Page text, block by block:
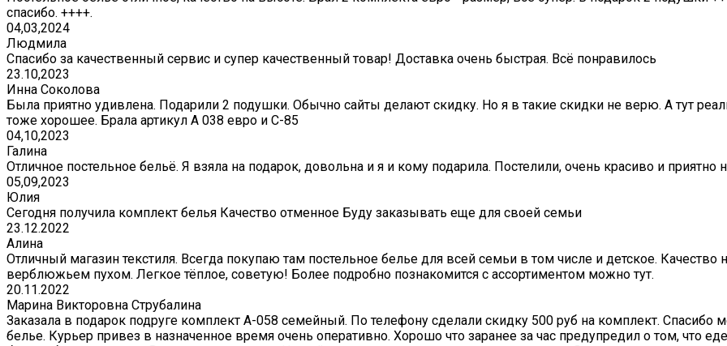
спасибо. ++++.
04,03,2024
Людмила
Спасибо за качественный сервис и супер качественный товар! Доставка очень быстрая. Всё понравилось
23.10,2023
Инна Соколова
Была приятно удивлена. Подарили 2 подушки. Обычно сайты делают скидку. Но я в такие скидки не верю. А тут
тоже хорошее. Брала артикул А 038 евро и С-85
04,10,2023
Галина
Отличное постельное бельё. Я взяла на подарок, довольна и я и кому подарила. Постелили, очень красиво и приятно
05,09,2023
Юлия
Сегодня получила комплект белья Качество отменное Буду заказывать еще для своей семьи
23.12.2022
Алина
Отличный магазин текстиля. Всегда покупаю там постельное белье для всей семьи в том числе и детское. Качество
верблюжьем пухом. Легкое тёплое, советую! Более подробно познакомится с ассортиментом можно тут.
20.11.2022
Марина Викторовна Струбалина
Заказала в подарок подруге комплект А-058 семейный. По телефону сделали скидку 500 руб на комплект.
белье. Курьер привез в назначенное время очень оперативно. Хорошо что заранее за час предупредил о том, что